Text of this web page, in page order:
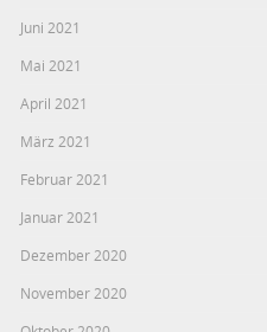
Juni 2021
Mai 2021
April 2021
März 2021
Februar 2021
Januar 2021
Dezember 2020
November 2020